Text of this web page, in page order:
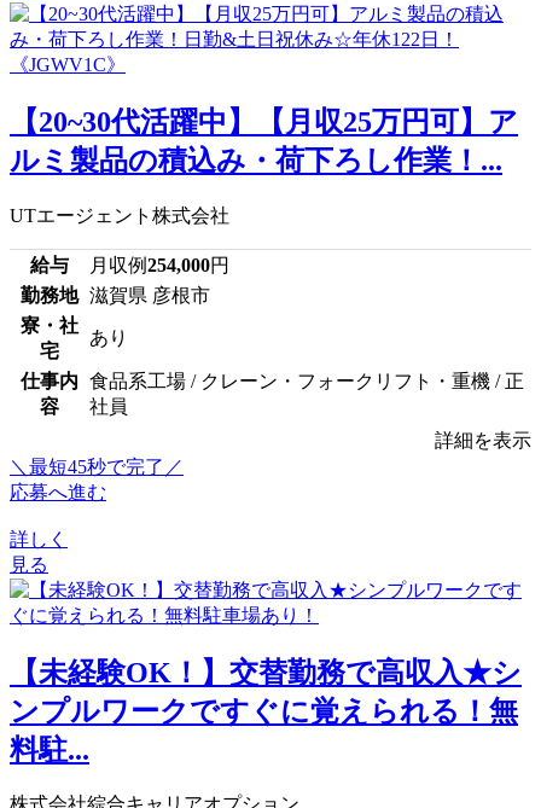
【20~30代活躍中】【月収25万円可】ア
ルミ製品の積込み・荷下ろし作業！...
UTエージェント株式会社
給与 月収例254,000円
勤務地 滋賀県 彦根市
寮・社
宅
あり
仕事内
容
食品系工場 / クレーン・フォークリフト・重機 / 正
社員
詳細を表示
＼最短45秒で完了／
応募へ進む
詳しく
見る
【未経験OK！】交替勤務で高収入★シ
ンプルワークですぐに覚えられる！無
料駐...